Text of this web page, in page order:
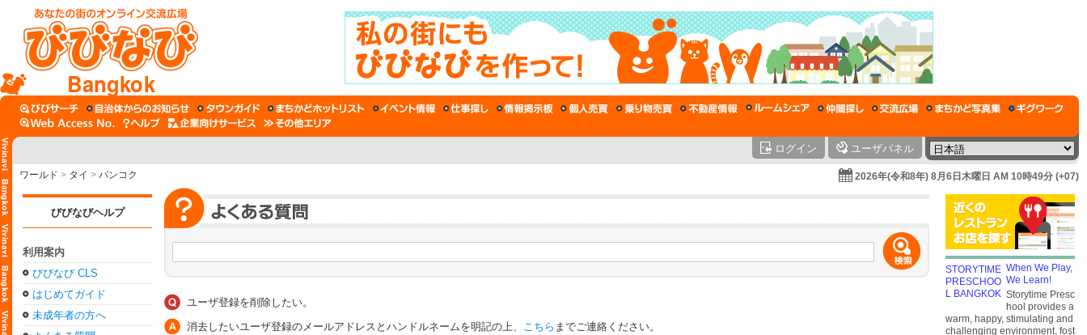
Bangkok
ログイン ユーザパネル
ワールド > タイ > バンコク 2026年(令和8年) 8月6日木曜日 AM 10時49分 (+07)
びびなびヘルプ
利用案内
びびなび CLS
はじめてガイド
未成年者の方へ
ユーザ登録を削除したい。
消去したいユーザ登録のメールアドレスとハンドルネームを明記の上、 こちら までご連絡ください。
When We Play,
We Learn!
Storytime Presc
hool provides a
warm, happy, stimulating and
challenging environment, fost